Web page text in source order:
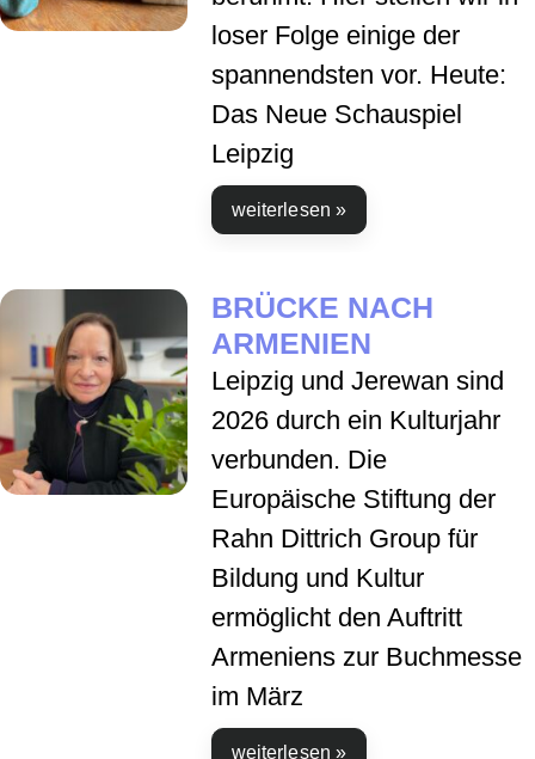
loser Folge einige der
spannendsten vor. Heute:
Das Neue Schauspiel
Leipzig
weiterlesen »
BRÜCKE NACH
ARMENIEN
Leipzig und Jerewan sind
2026 durch ein Kulturjahr
verbunden. Die
Europäische Stiftung der
Rahn Dittrich Group für
Bildung und Kultur
ermöglicht den Auftritt
Armeniens zur Buchmesse
im März
weiterlesen »